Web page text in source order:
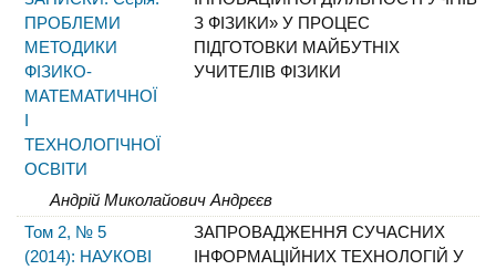
ПРОБЛЕМИ
МЕТОДИКИ
ФІЗИКО-
МАТЕМАТИЧНОЇ
І
ТЕХНОЛОГІЧНОЇ
ОСВІТИ
З ФІЗИКИ» У ПРОЦЕС
ПІДГОТОВКИ МАЙБУТНІХ
УЧИТЕЛІВ ФІЗИКИ
Андрій Миколайович Андрєєв
Том 2, № 5
(2014): НАУКОВІ
ЗАПРОВАДЖЕННЯ СУЧАСНИХ
ІНФОРМАЦІЙНИХ ТЕХНОЛОГІЙ У